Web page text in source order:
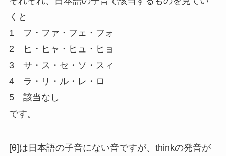
くと
1
フ・ファ・フェ・フォ
2
ヒ・ヒャ・ヒュ・ヒョ
3 サ・ス・セ・ソ・スィ
4
ラ・リ・ル・レ・ロ
5 該当なし
です。
[θ]は日本語の子音にない音ですが、 thinkの発音が